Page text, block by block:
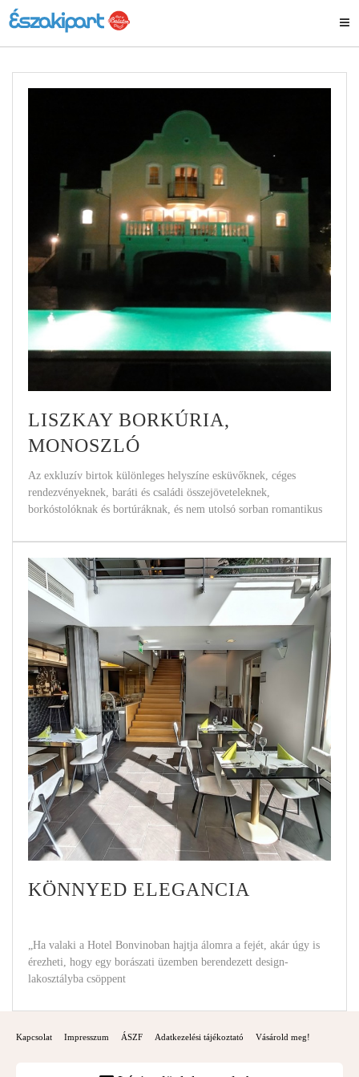
LISZKAY BORKÚRIA,
MONOSZLÓ
Az exkluzív birtok különleges helyszíne esküvőknek, céges
rendezvényeknek, baráti és családi összejöveteleknek,
borkóstolóknak és bortúráknak, és nem utolsó sorban romantikus
KÖNNYED ELEGANCIA
„Ha valaki a Hotel Bonvinoban hajtja álomra a fejét, akár úgy is
érezheti, hogy egy borászati üzemben berendezett design-
lakosztályba csöppent
Kapcsolat Impresszum ÁSZF Adatkezelési tájékoztató Vásárold meg!